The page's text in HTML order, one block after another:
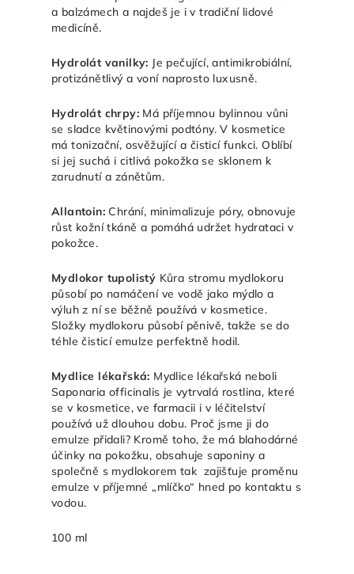
a balzámech a najdeš je i v tradiční lidové
medicíně.
Hydrolát vanilky: Je pečující, antimikrobiální,
protizánětlivý a voní naprosto luxusně.
Hydrolát chrpy: Má příjemnou bylinnou vůni
se sladce květinovými podtóny. V kosmetice
má tonizační, osvěžující a čisticí funkci. Oblíbí
si jej suchá i citlivá pokožka se sklonem k
zarudnutí a zánětům.
Allantoin: Chrání, minimalizuje póry, obnovuje
růst kožní tkáně a pomáhá udržet hydrataci v
pokožce.
Mydlokor tupolistý Kůra stromu mydlokoru
působí po namáčení ve vodě jako mýdlo a
výluh z ní se běžně používá v kosmetice.
Složky mydlokoru působí pěnivě, takže se do
téhle čisticí emulze perfektně hodil.
Mydlice lékařská: Mydlice lékařská neboli
Saponaria officinalis je vytrvalá rostlina, které
se v kosmetice, ve farmacii i v léčitelství
používá už dlouhou dobu. Proč jsme ji do
emulze přidali? Kromě toho, že má blahodárné
účinky na pokožku, obsahuje saponiny a
společně s mydlokorem tak zajišťuje proměnu
emulze v příjemné „mlíčko“ hned po kontaktu s
vodou.
100 ml